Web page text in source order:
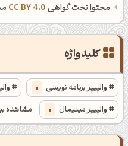
محتوا تحت گواهیCC BY 4.0
کلیدواژه
والپیپر برنامه نویسی 0
والپیپر مینیمال 0
مشاهده
پس زمینه برنامه نویسی 0